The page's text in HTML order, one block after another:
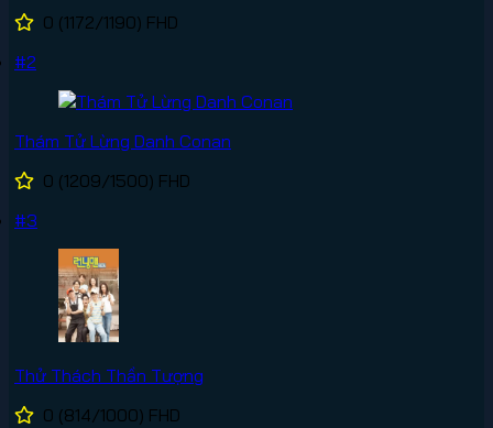
0 (1172/1190) FHD
#2
Thám Tử Lừng Danh Conan
0 (1209/1500) FHD
#3
Thử Thách Thần Tượng
0 (814/1000) FHD